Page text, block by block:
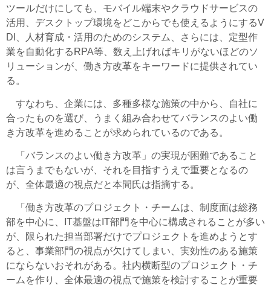
ツールだけにしても、モバイル端末やクラウドサービスの
活用、デスクトップ環境をどこからでも使えるようにするV
DI、人材育成・活用のためのシステム、さらには、定型作
業を自動化するRPA等、数え上げればキリがないほどのソ
リューションが、働き方改革をキーワードに提供されてい
る。
すなわち、企業には、多種多様な施策の中から、自社に
合ったものを選び、うまく組み合わせてバランスのよい働
き方改革を進めることが求められているのである。
「バランスのよい働き方改革」の実現が困難であること
は言うまでもないが、それを目指すうえで重要となるの
が、全体最適の視点だと本間氏は指摘する。
「働き方改革のプロジェクト・チームは、制度面は総務
部を中心に、IT基盤はIT部門を中心に構成されることが多い
が、限られた担当部署だけでプロジェクトを進めようとす
ると、事業部門の視点が欠けてしまい、実効性のある施策
にならないおそれがある。社内横断型のプロジェクト・チ
ームを作り、全体最適の視点で施策を検討することが重要